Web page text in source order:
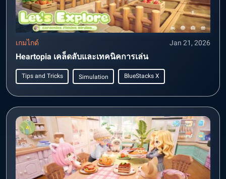
เกมไกด์ Jan 21, 2026
Heartopia เคล็ดลับและเทคนิคการเล่น
Tips and Tricks Simulation BlueStacks X